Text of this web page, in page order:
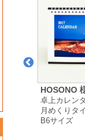
HOSONO
卓上カレン
月めくりタ
B6サイズ